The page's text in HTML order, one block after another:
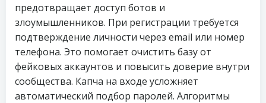
предотвращает доступ ботов и
злоумышленников. При регистрации требуется
подтверждение личности через email или номер
телефона. Это помогает очистить базу от
фейковых аккаунтов и повысить доверие внутри
сообщества. Капча на входе усложняет
автоматический подбор паролей. Алгоритмы